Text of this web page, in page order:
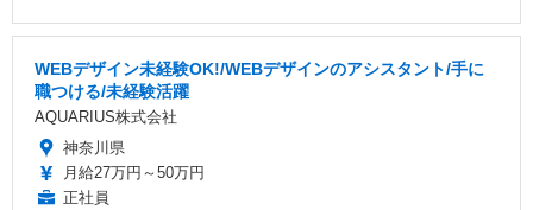
WEBデザイン未経験OK!/WEBデザインのアシスタント/手に
職つける/未経験活躍
AQUARIUS株式会社
神奈川県
月給27万円～50万円
正社員